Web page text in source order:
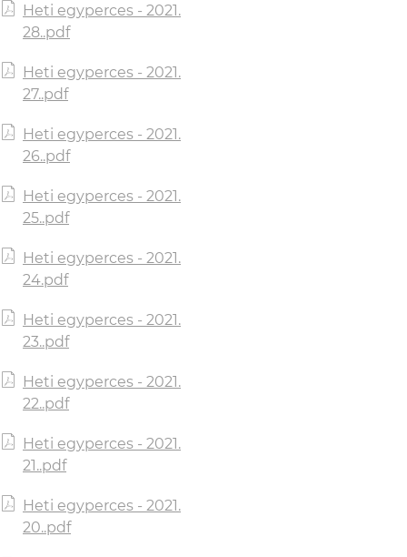
Heti egyperces - 2021.
28..pdf
Heti egyperces - 2021.
27..pdf
Heti egyperces - 2021.
26..pdf
Heti egyperces - 2021.
25..pdf
Heti egyperces - 2021.
24.pdf
Heti egyperces - 2021.
23..pdf
Heti egyperces - 2021.
22..pdf
Heti egyperces - 2021.
21..pdf
Heti egyperces - 2021.
20..pdf